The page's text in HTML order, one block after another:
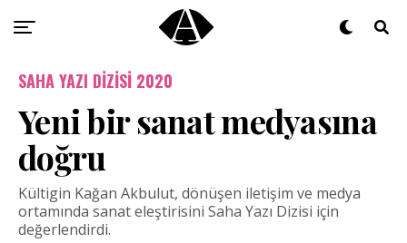
SAHA YAZI DIZISI 2020
Yeni bir sanat medyasına
doğru
Kültigin Kağan Akbulut, dönüşen iletişim ve medya
ortamında sanat eleştirisini Saha Yazı Dizisi için
değerlendirdi.